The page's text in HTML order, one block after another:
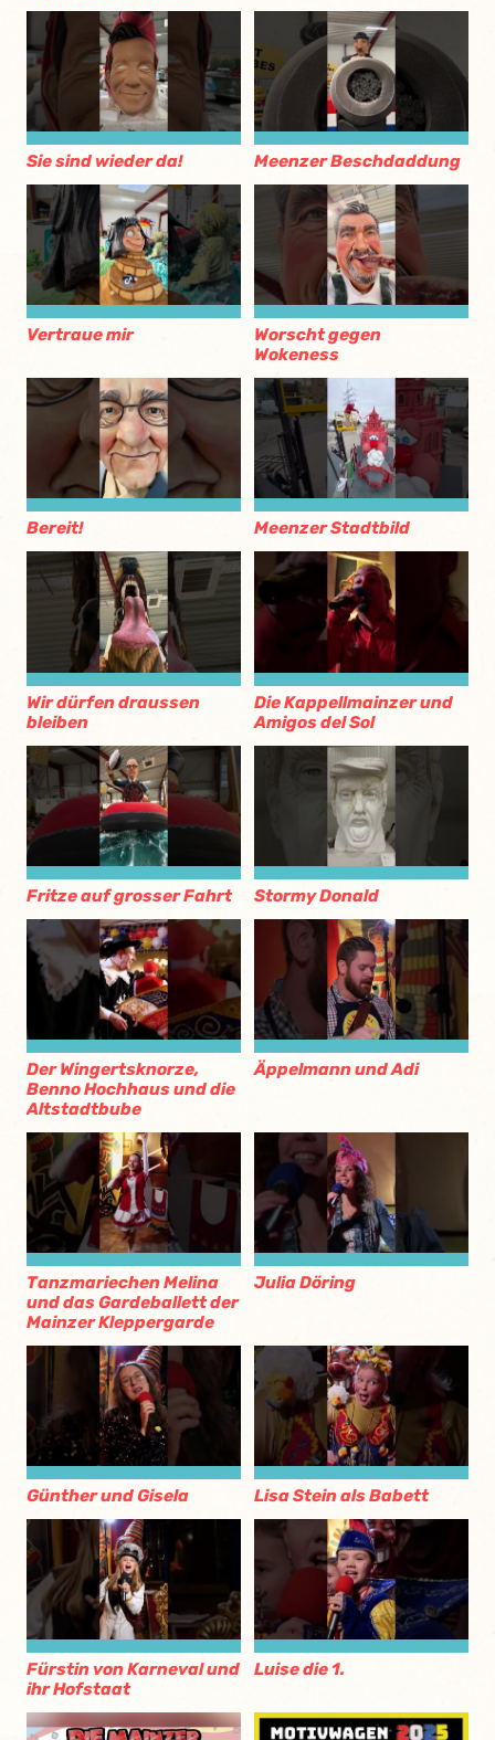
Sie sind wieder da! Meenzer Beschdaddung
Vertraue mir
Worscht gegen
Wokeness
Bereit! Meenzer Stadtbild
Wir dürfen draussen
bleiben
Die Kappellmainzer und
Amigos del Sol
Fritze auf grosser Fahrt Stormy Donald
Der Wingertsknorze,
Benno Hochhaus und die
Altstadtbube
Äppelmann und Adi
Tanzmariechen Melina
und das Gardeballett der
Mainzer Kleppergarde
Julia Döring
Günther und Gisela Lisa Stein als Babett
Fürstin von Karneval und
ihr Hofstaat
Luise die 1.